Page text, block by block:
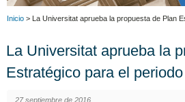
Inicio > La Universitat aprueba la propuesta de Plan
La Universitat aprueba la
Estratégico para el
27 septiembre de 2016